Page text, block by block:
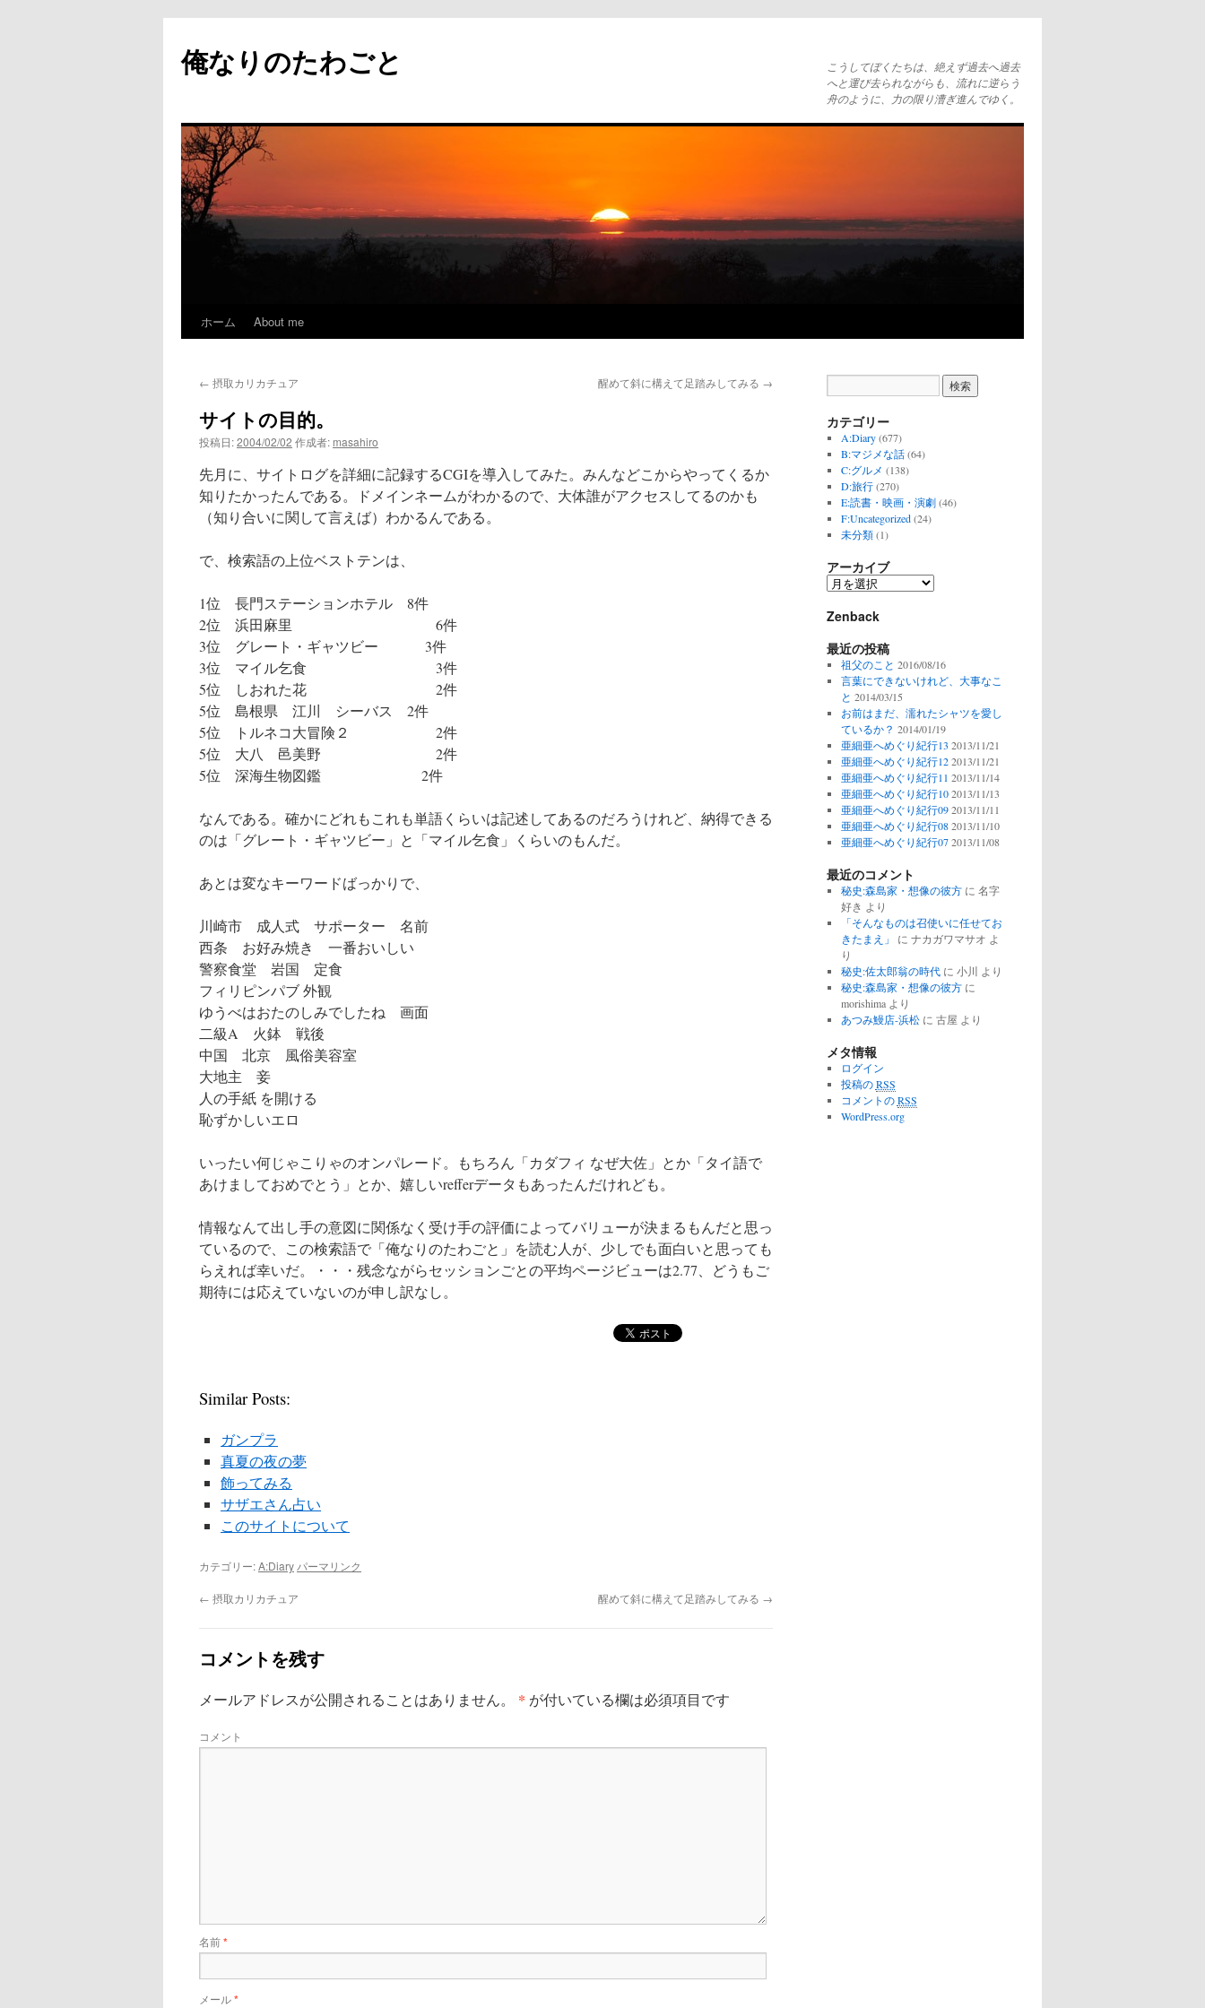
俺なりのたわごと
こうしてぼくたちは、絶えず過去へ過去
へと運び去られながらも、流れに逆らう
舟のように、力の限り漕ぎ進んでゆく。
テ
ン
へ
キ
プ
ホーム About me
← 摂取カリカチュア 醒めて斜に構えて足踏みしてみる →
サイトの目的。
投稿日:2004/02/02 作成者: masahiro
先月に、サイトログを詳細に記録するCGIを導入してみた。みんなどこからやってくるか
知りたかったんである。ドメインネームがわかるので、大体誰がアクセスしてるのかも
（知り合いに関して言えば）わかるんである。
で、検索語の上位ベストテンは、
1位 長門ステーションホテル 8件
2位 浜田麻里 6件
3位 グレート・ギャツビー 3件
3位 マイル乞食 3件
5位 しおれた花 2件
5位 島根県 江川 シーバス 2件
5位 トルネコ大冒険２ 2件
5位 大八 邑美野 2件
5位 深海生物図鑑 2件
なんである。確かにどれもこれも単語くらいは記述してあるのだろうけれど、納得できる
のは「グレート・ギャツビー」と「マイル乞食」くらいのもんだ。
あとは変なキーワードばっかりで、
川崎市 成人式 サポーター 名前
西条 お好み焼き 一番おいしい
警察食堂 岩国 定食
フィリピンパブ 外観
ゆうべはおたのしみでしたね 画面
二級A 火鉢 戦後
中国 北京 風俗美容室
大地主 妾
人の手紙 を開ける
恥ずかしいエロ
いったい何じゃこりゃのオンパレード。もちろん「カダフィ なぜ大佐」とか「タイ語で
あけましておめでとう」とか、嬉しいrefferデータもあったんだけれども。
情報なんて出し手の意図に関係なく受け手の評価によってバリューが決まるもんだと思っ
ているので、この検索語で「俺なりのたわごと」を読む人が、少しでも面白いと思っても
らえれば幸いだ。・・・残念ながらセッションごとの平均ページビューは2.77、どうもご
期待には応えていないのが申し訳なし。
Similar Posts:
ガンプラ
真夏の夜の夢
飾ってみる
サザエさん占い
このサイトについて
カテゴリー:A:Diary パーマリンク
← 摂取カリカチュア 醒めて斜に構えて足踏みしてみる →
コメントを残す
メールアドレスが公開されることはありません。 * が付いている欄は必須項目です
コメント
名前*
メール*
カテゴリー
A:Diary(677)
B:マジメな話(64)
C:グルメ (138)
D:旅行(270)
E:読書・映画・演劇(46)
F:Uncategorized(24)
未分類(1)
アーカイブ
ア
カ
ブ
Zenback
最近の投稿
祖父のこと 2016/08/16
言葉にできないけれど、大事なこ
と 2014/03/15
お前はまだ、濡れたシャツを愛し
ているか？ 2014/01/19
亜細亜へめぐり紀行13 2013/11/21
亜細亜へめぐり紀行12 2013/11/21
亜細亜へめぐり紀行11 2013/11/14
亜細亜へめぐり紀行10 2013/11/13
亜細亜へめぐり紀行09 2013/11/11
亜細亜へめぐり紀行08 2013/11/10
亜細亜へめぐり紀行07 2013/11/08
最近のコメント
秘史:森島家・想像の彼方に 名字
好き より
「そんなものは召使いに任せてお
きたまえ」
に ナカガワマサオ よ
り
秘史:佐太郎翁の時代に 小川 より
秘史:森島家・想像の彼方に
morishimaより
あつみ鰻店-浜松に 古屋 より
メタ情報
ログイン
投稿のRSS
コメントのRSS
WordPress.org